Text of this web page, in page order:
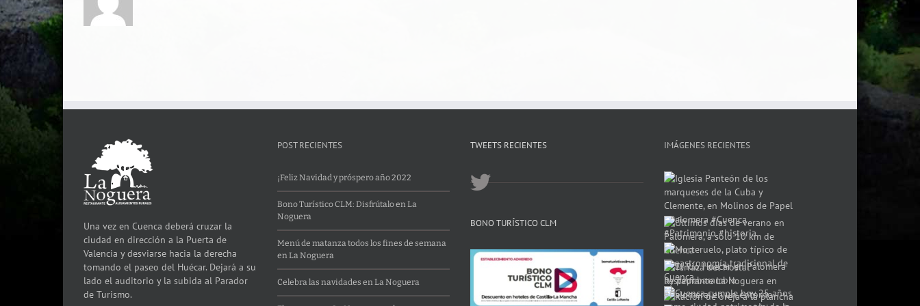
Una vez en Cuenca deberá cruzar la
ciudad en dirección a la Puerta de
Valencia y desviarse hacia la derecha
tomando el paseo del Huécar. Dejará a su
lado el auditorio y la subida al Parador
de Turismo.
POST RECIENTES
¡Feliz Navidad y próspero año 2022
Bono Turístico CLM: Disfrútalo en La
Noguera
Menú de matanza todos los fines de semana
en La Noguera
Celebra las navidades en La Noguera
TWEETS RECIENTES
BONO TURÍSTICO CLM
IMÁGENES RECIENTES